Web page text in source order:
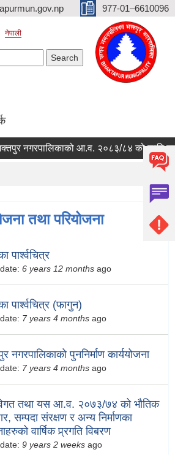
977-01–6610096
नेपाली
नगरपालिकाको आ.व. २०८३/८४ को लागि
तथा परियोजना
पार्श्वचित्र
6 years 12 months ago
पार्श्वचित्र (फागुन)
7 years 4 months ago
नगरपालिकाको पुननिर्माण कार्ययोजना
7 years 4 months ago
तथा यस आ.व. २०७३/७४ को भौतिक
सम्पदा संरक्षण र अन्य निर्माणका
वार्षिक प्र्रगति विबरण
9 years 2 weeks ago